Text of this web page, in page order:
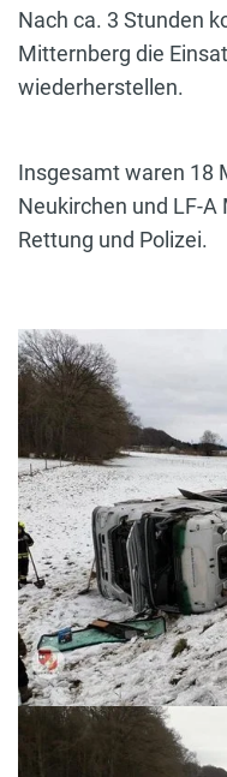
Nach ca. 3 Stunden
Mitternberg die
wiederherstellen.
Insgesamt waren 18
Neukirchen und LF-
Rettung und Polizei.